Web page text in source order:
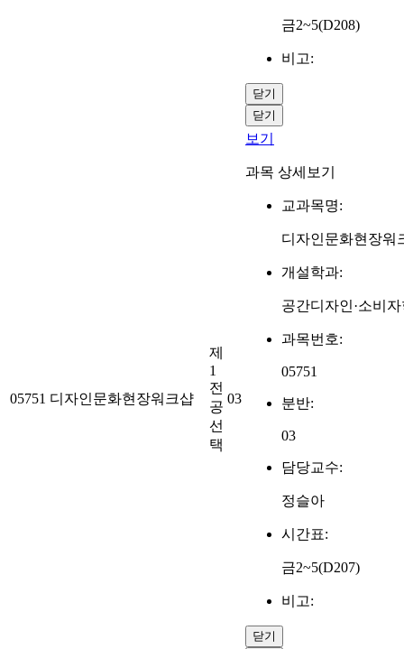
금2~5(D208)
비고:
닫기
닫기
05751 디자인문화현장워크샵
제
1
전
공
선
택
03
보기
과목 상세보기
교과목명:
디자인문화현장워
개설학과:
공간디자인·소비
과목번호:
05751
분반:
03
담당교수:
정슬아
시간표:
금2~5(D207)
비고:
닫기